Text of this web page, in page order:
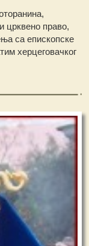
црквено право,
са епископске
херцеговачког